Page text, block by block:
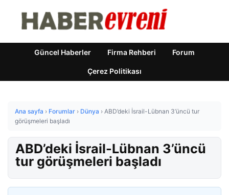
Güncel Haberler Firma Rehberi Forum
Çerez Politikası
Ana sayfa › Forumlar › Dünya › ABD’deki İsrail-Lübnan 3’üncü tur
görüşmeleri başladı
ABD’deki İsrail-Lübnan 3’üncü
tur görüşmeleri başladı